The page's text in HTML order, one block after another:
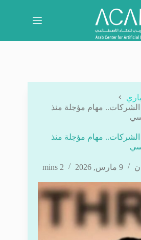
الشركات.. مهام مؤجلة منذ
الشركات.. مهام مؤجلة منذ
9 مارس, 2026 2 mins